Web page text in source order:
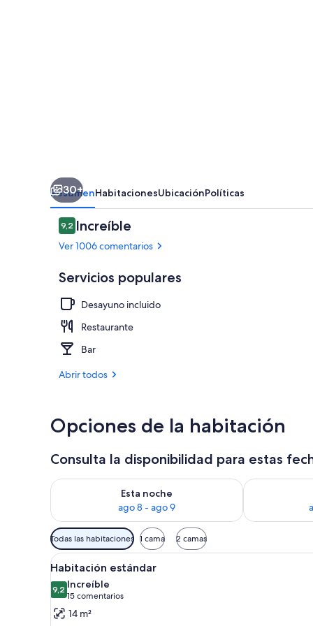
30+
ResumenHabitacionesUbicaciónPolíticas
Comentarios
9,29,2 de 10
Increíble
Ver 1006 comentarios
Servicios populares
Desayuno incluido
Restaurante
Bar
Abrir todos
Opciones de la habitación
Consulta la disponibilidad para estas
Esta noche
ago 8 - ago 9
Consulta la disponibilidad para esta noche, ago 8 -
Consulta la
Filtros
disponibles
para
las
habitaciones
Todas las habitaciones 1 cama 2 camas
Abrir
todas
las
fotos
Un dormitorio moderno con
5
Habitación estándar
9,29,2 de 10
Increíble
15 comentarios
(15 comentarios)
14 m²